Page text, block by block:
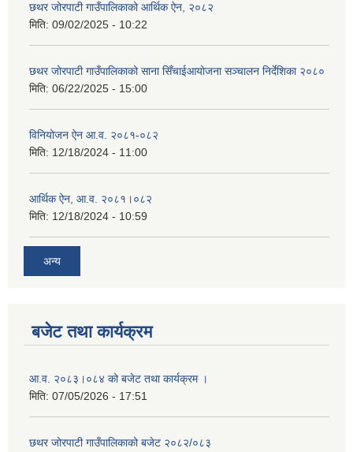
छथर जोरपाटी गाउँपालिकाको आर्थिक ऐन, २०८२
मिति: 09/02/2025 - 10:22
छथर जोरपाटी गाउँपालिकाको साना सिँचाईआयोजना सञ्चालन निर्देशिका २०८०
मिति: 06/22/2025 - 15:00
विनियोजन ऐन आ.व. २०८१-०८२
मिति: 12/18/2024 - 11:00
आर्थिक ऐन, आ.व. २०८१।०८२
मिति: 12/18/2024 - 10:59
अन्य
बजेट तथा कार्यक्रम
आ.व. २०८३।०८४ को बजेट तथा कार्यक्रम ।
मिति: 07/05/2026 - 17:51
छथर जोरपाटी गाउँपालिकाको बजेट २०८२/०८३